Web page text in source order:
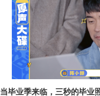
当毕业季来临，三秒的毕业